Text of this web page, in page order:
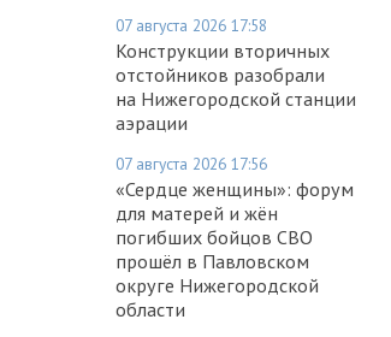
07 августа 2026 17:58
Конструкции вторичных
отстойников разобрали
на Нижегородской станции
аэрации
07 августа 2026 17:56
«Сердце женщины»: форум
для матерей и жён
погибших бойцов СВО
прошёл в Павловском
округе Нижегородской
области